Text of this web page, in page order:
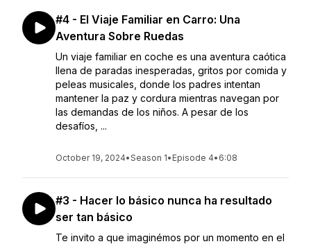
#4 - El Viaje Familiar en Carro: Una
Aventura Sobre Ruedas
Un viaje familiar en coche es una aventura caótica
llena de paradas inesperadas, gritos por comida y
peleas musicales, donde los padres intentan
mantener la paz y cordura mientras navegan por
las demandas de los niños. A pesar de los
desafíos, ...
October 19, 2024•Season 1• Episode 4• 6:08
#3 - Hacer lo básico nunca ha resultado
ser tan básico
Te invito a que imaginémos por un momento en el